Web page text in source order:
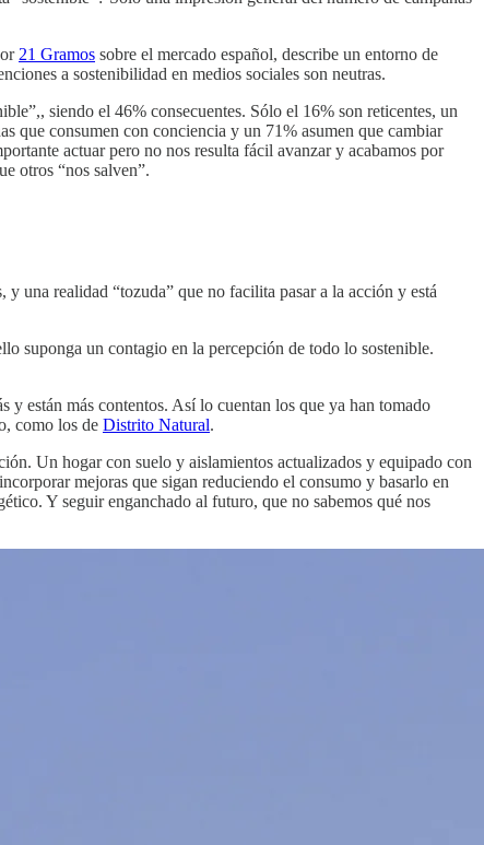
21 Gramos sobre el mercado español, describe un entorno de
a sostenibilidad en medios sociales son neutras.
siendo el 46% consecuentes. Sólo el 16% son reticentes, un
que consumen con conciencia y un 71% asumen que cambiar
actuar pero no nos resulta fácil avanzar y acabamos por
otros “nos salven”.
una realidad “tozuda” que no facilita pasar a la acción y está
suponga un contagio en la percepción de todo lo sostenible.
y están más contentos. Así lo cuentan los que ya han tomado
como los de Distrito Natural.
Un hogar con suelo y aislamientos actualizados y equipado con
mejoras que sigan reduciendo el consumo y basarlo en
Y seguir enganchado al futuro, que no sabemos qué nos